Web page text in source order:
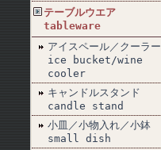
テーブルウエア
tableware
アイスペール／クーラー
ice bucket/wine
cooler
キャンドルスタンド
candle stand
小皿／小物入れ／小鉢
small dish